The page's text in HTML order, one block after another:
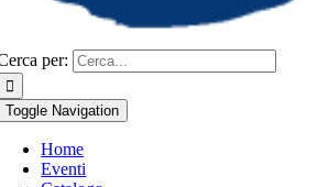
per:
Toggle Navigation
Home
Eventi